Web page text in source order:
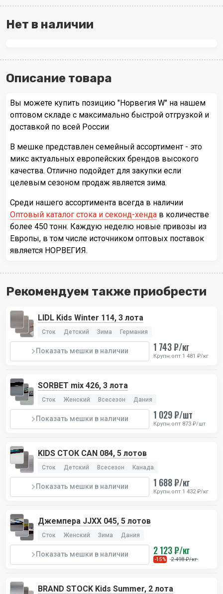
Нет в наличии
Описание товара
Вы можете купить позицию "Норвегия W" на нашем
оптовом складе с максимально быстрой отгрузкой и
доставкой по всей России
В мешке представлен семейный ассортимент - это
микс актуальных европейских брендов высокого
качества. Отлично подойдет для закупки если
целевым сезоном продаж является зима.
Среди нашего ассортимента всегда в наличии
Оптовый каталог стока и секонд-хенда в количестве
более 450 тонн. Каждую неделю новые привозы из
Европы, в том числе источником оптовых поставок
является НОРВЕГИЯ.
Рекомендуем также приобрести
LIDL Kids Winter 114, 3 лота
Сток Детский Зима Германия
Показать мешки в наличии 1 743 ₽/кг
Крупн.опт 1 481 ₽/кг
SORBET mix 426, 3 лота
Сток Женский Всесезон Дания
Показать мешки в наличии 1 029 ₽/шт
Крупн.опт 873 ₽/шт
KIDS СТОК CAN 084, 5 лотов
Сток Детский Всесезон Канада
Показать мешки в наличии 1 688 ₽/кг
Крупн.опт 1 432 ₽/кг
Джемпера JJXX 045, 5 лотов
Сток Женский Зима Дания
Показать мешки в наличии 2 123 ₽/кг
-15% 2 498 ₽/кг
BRAND STOCK Kids Summer, 2 лота